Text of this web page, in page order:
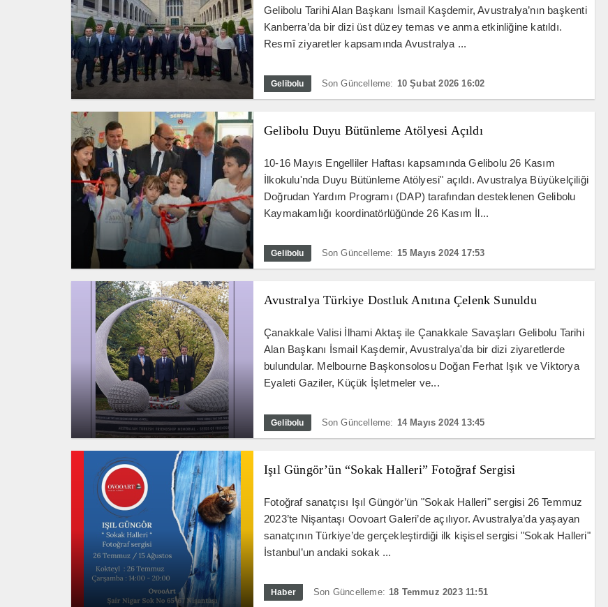
Gelibolu Tarihi Alan Başkanı İsmail Kaşdemir, Avustralya’nın başkenti
Kanberra’da bir dizi üst düzey temas ve anma etkinliğine katıldı.
Resmî ziyaretler kapsamında Avustralya ...
Gelibolu Son Güncelleme: 10 Şubat 2026 16:02
Gelibolu Duyu Bütünleme Atölyesi Açıldı
10-16 Mayıs Engelliler Haftası kapsamında Gelibolu 26 Kasım
İlkokulu'nda Duyu Bütünleme Atölyesi" açıldı. Avustralya Büyükelçiliği
Doğrudan Yardım Programı (DAP) tarafından desteklenen Gelibolu
Kaymakamlığı koordinatörlüğünde 26 Kasım İl...
Gelibolu Son Güncelleme: 15 Mayıs 2024 17:53
Avustralya Türkiye Dostluk Anıtına Çelenk Sunuldu
Çanakkale Valisi İlhami Aktaş ile Çanakkale Savaşları Gelibolu Tarihi
Alan Başkanı İsmail Kaşdemir, Avustralya'da bir dizi ziyaretlerde
bulundular. Melbourne Başkonsolosu Doğan Ferhat Işık ve Viktorya
Eyaleti Gaziler, Küçük İşletmeler ve...
Gelibolu Son Güncelleme: 14 Mayıs 2024 13:45
Işıl Güngör’ün “Sokak Halleri” Fotoğraf Sergisi
Fotoğraf sanatçısı Işıl Güngör’ün "Sokak Halleri" sergisi 26 Temmuz
2023’te Nişantaşı Oovoart Galeri’de açılıyor. Avustralya’da yaşayan
sanatçının Türkiye’de gerçekleştirdiği ilk kişisel sergisi "Sokak Halleri"
İstanbul’un andaki sokak ...
Haber Son Güncelleme: 18 Temmuz 2023 11:51